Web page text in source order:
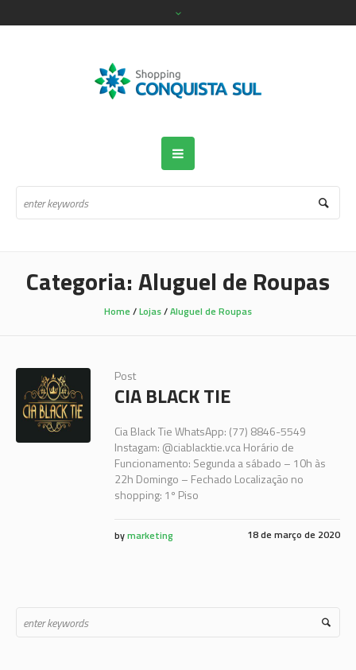
Categoria:Aluguel de Roupas
Home /Lojas/Aluguel de Roupas
Post
CIA BLACK TIE
Cia Black Tie WhatsApp: (77) 8846-5549
Instagam: @ciablacktie.vca Horário de
Funcionamento: Segunda a sábado – 10h às
22h Domingo – Fechado Localização no
shopping: 1º Piso
18 de março de 2020
bymarketing